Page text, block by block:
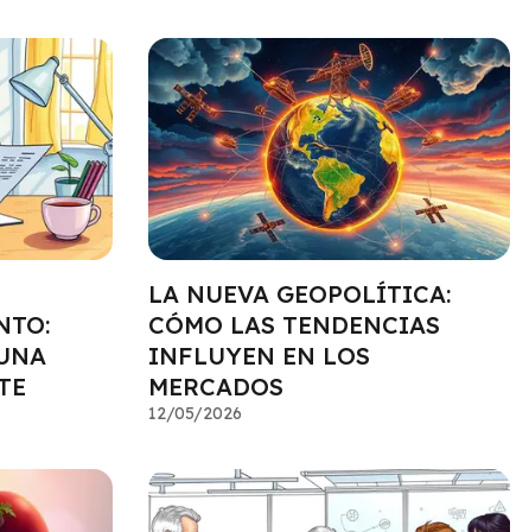
LA NUEVA GEOPOLÍTICA:
CÓMO LAS TENDENCIAS
INFLUYEN EN LOS
MERCADOS
12/05/2026